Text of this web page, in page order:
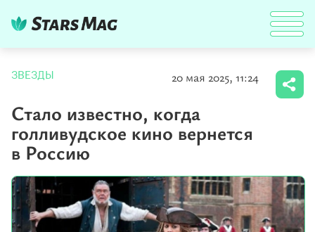
ЗВЕЗДЫ 20 мая 2025, 11:24
Стало известно, когда
голливудское кино вернется
в Россию